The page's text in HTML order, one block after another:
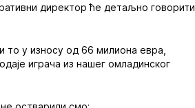
директор ће детаљно говорити
то у износу од 66 милиона евра,
играча из нашег омладинског